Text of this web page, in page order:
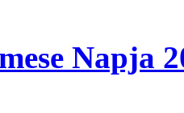
Napja